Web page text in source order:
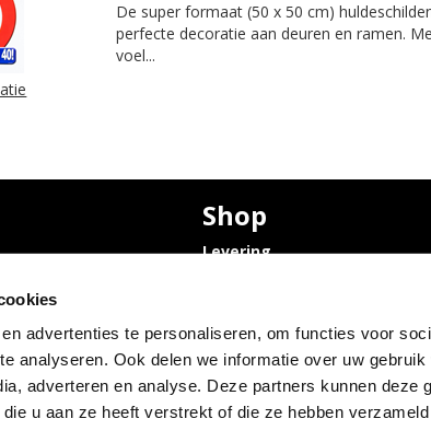
advertenties te personaliseren, om functies voor
analyseren. Ook delen we informatie over uw
adverteren en analyse. Deze partners kunnen deze
u aan ze heeft verstrekt of die ze hebben
De super formaat (50 x 50 cm)
perfecte decoratie aan deuren en ramen.
voel...
pop
Shop
Levering